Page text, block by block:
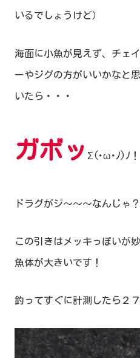
いるでしょうけど）
海面に小魚が見えず、チェ
ーやジグの方がいいかなと
いたら・・・
ガボッ Σ(･ω･ﾉ)ﾉ！
ドラグがジ～～～なんじゃ？
この引きはメッキっぽいが
魚体が大きいです！
釣ってすぐに計測したら２